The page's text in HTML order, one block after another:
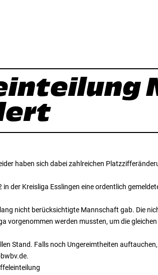
haben sich dabei zahlreichen
der Kreisliga Esslingen eine ordentlich
nicht berücksichtigte Mannschaft gab. Die
vorgenommen werden mussten, um die
Stand. Falls noch Ungereimtheiten